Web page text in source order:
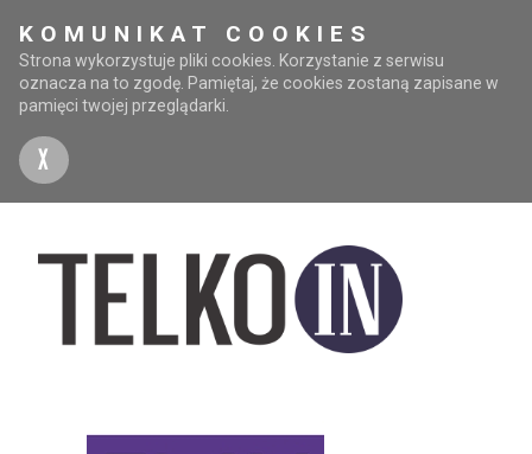
KOMUNIKAT COOKIES
Strona wykorzystuje pliki cookies. Korzystanie z serwisu
oznacza na to zgodę. Pamiętaj, że cookies zostaną zapisane w
pamięci twojej przeglądarki.
X